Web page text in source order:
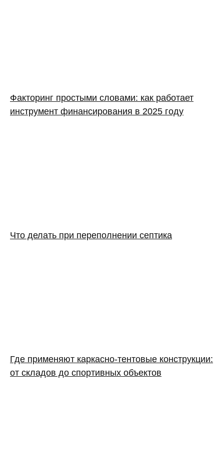
Факторинг простыми словами: как работает
инструмент финансирования в 2025 году
Что делать при переполнении септика
Где применяют каркасно‑тентовые конструкции:
от складов до спортивных объектов